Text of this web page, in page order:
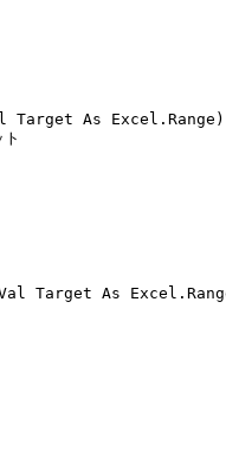
Target As Excel.Range)
Target As